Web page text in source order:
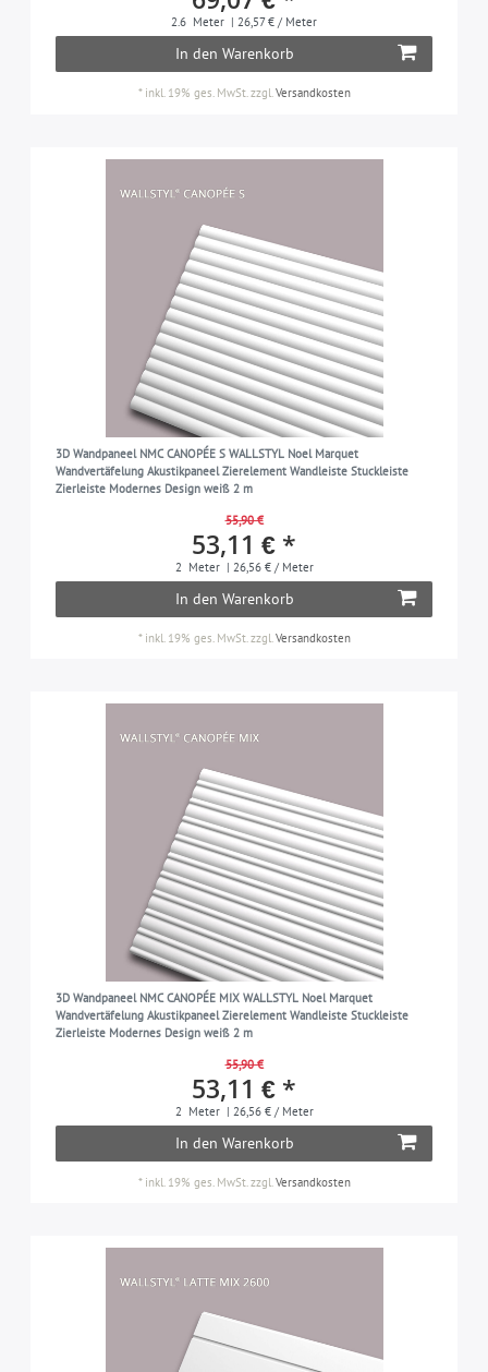
2.6 Meter | 26,57 € / Meter
In den Warenkorb
* inkl. 19% ges. MwSt.zzgl.Versandkosten
3D Wandpaneel NMC CANOPÉE S WALLSTYL Noel Marquet
Wandvertäfelung Akustikpaneel Zierelement Wandleiste Stuckleiste
Zierleiste Modernes Design weiß 2 m
55,90 €
53,11 € *
2 Meter | 26,56 € / Meter
In den Warenkorb
* inkl. 19% ges. MwSt. zzgl. Versandkosten
3D Wandpaneel NMC CANOPÉE MIX WALLSTYL Noel Marquet
Wandvertäfelung Akustikpaneel Zierelement Wandleiste Stuckleiste
Zierleiste Modernes Design weiß 2 m
55,90 €
53,11 € *
2 Meter | 26,56 € / Meter
In den Warenkorb
* inkl. 19% ges. MwSt.zzgl.Versandkosten